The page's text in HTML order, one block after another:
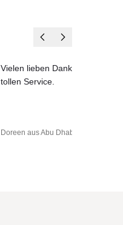
Vielen lieben Dank für das
tollen Service.
Doreen aus Abu Dhabi